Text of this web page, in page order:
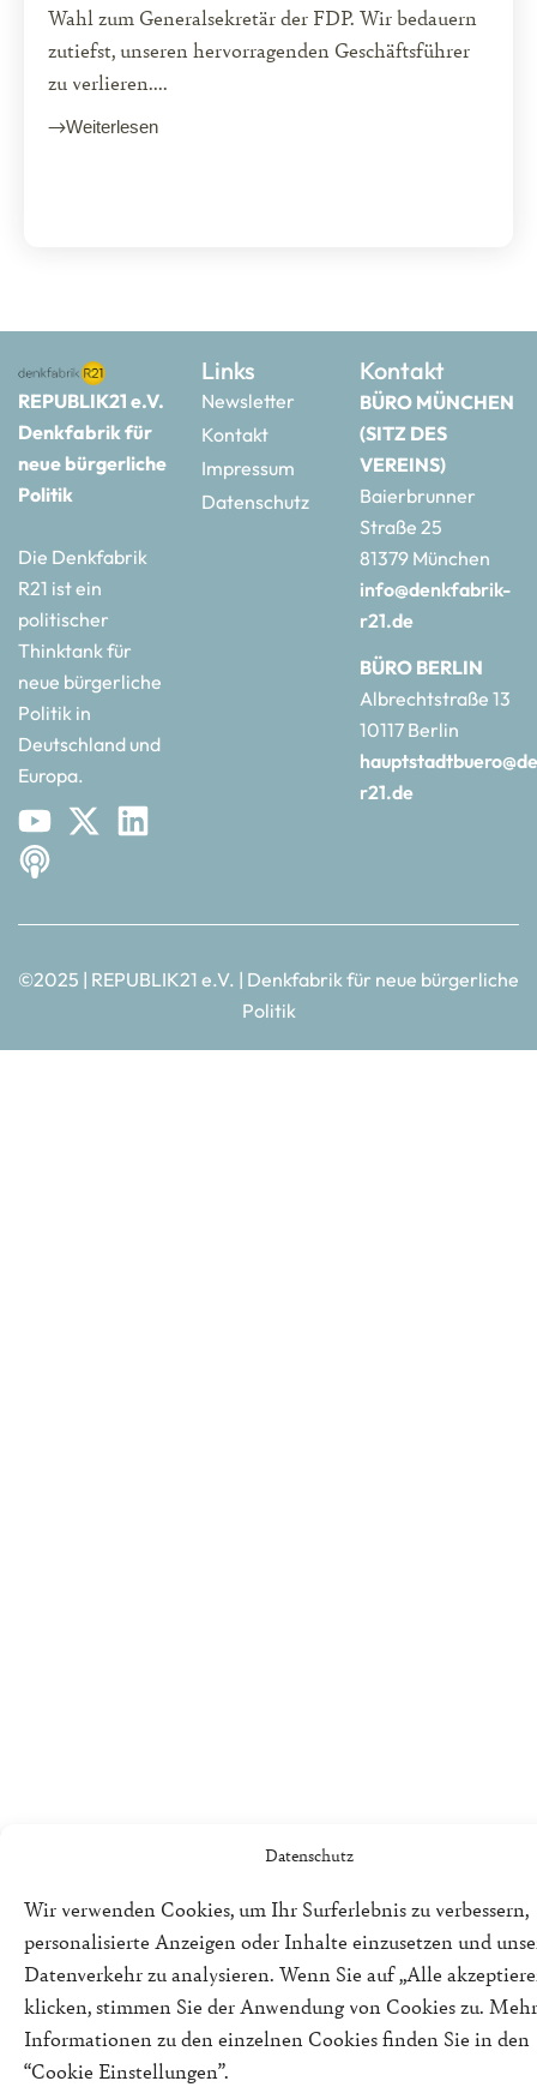
Datenschutz
Wir verwenden Cookies, um Ihr Surferlebnis zu verbessern,
personalisierte Anzeigen oder Inhalte einzusetzen und
Datenverkehr zu analysieren. Wenn Sie auf „Alle
klicken, stimmen Sie der Anwendung von Cookies zu. Mehr
Informationen zu den einzelnen Cookies finden Sie in den
“Cookie Einstellungen”.
Wahl zum Generalsekretär der FDP. Wir bedauern
zutiefst, unseren hervorragenden Geschäftsführer
zu verlieren....
Weiterlesen
REPUBLIK21 e.V.
Denkfabrik für
neue bürgerliche
Politik
Die Denkfabrik
R21 ist ein
politischer
Thinktank für
neue bürgerliche
Politik in
Deutschland und
Europa.
Links
Newsletter
Kontakt
Impressum
Datenschutz
Kontakt
BÜRO MÜNCHEN
(SITZ DES
VEREINS)
Baierbrunner
Straße 25
81379 München
info@denkfabrik-
r21.de
BÜRO BERLIN
Albrechtstraße 13
10117 Berlin
r21.de
©2025 | REPUBLIK21 e.V. | Denkfabrik für neue bürgerliche
Politik